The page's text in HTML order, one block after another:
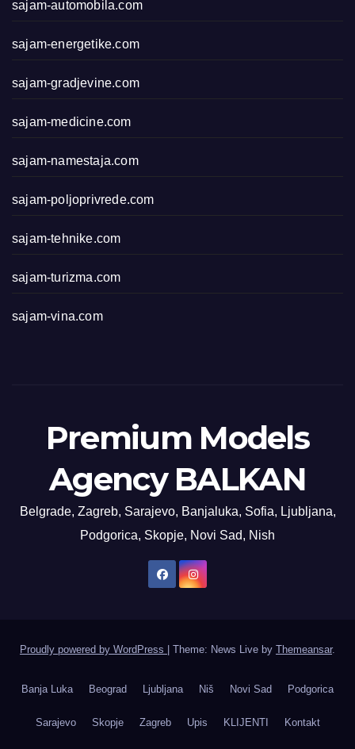
sajam-automobila.com
sajam-energetike.com
sajam-gradjevine.com
sajam-medicine.com
sajam-namestaja.com
sajam-poljoprivrede.com
sajam-tehnike.com
sajam-turizma.com
sajam-vina.com
Premium Models
Agency BALKAN
Belgrade, Zagreb, Sarajevo, Banjaluka, Sofia, Ljubljana,
Podgorica, Skopje, Novi Sad, Nish
Proudly powered by WordPress Theme: News Live by Themeansar.
Banja Luka Beograd Ljubljana Niš Novi Sad Podgorica
Sarajevo Skopje Zagreb Upis KLIJENTI Kontakt